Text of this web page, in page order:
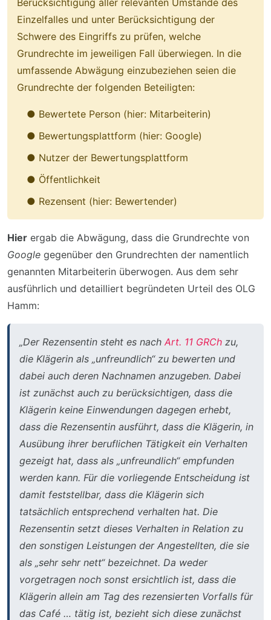
Berücksichtigung aller relevanten Umstände des
Einzelfalles und unter Berücksichtigung der
Schwere des Eingriffs zu prüfen, welche
Grundrechte im jeweiligen Fall überwiegen. In die
umfassende Abwägung einzubeziehen seien die
Grundrechte der folgenden Beteiligten:
Bewertete Person (hier: Mitarbeiterin)
Bewertungsplattform (hier: Google)
Nutzer der Bewertungsplattform
Öffentlichkeit
Rezensent (hier: Bewertender)
Hier ergab die Abwägung, dass die Grundrechte von
Google gegenüber den Grundrechten der namentlich
genannten Mitarbeiterin überwogen. Aus dem sehr
ausführlich und detailliert begründeten Urteil des OLG
Hamm:
„Der Rezensentin steht es nach Art. 11 GRCh zu,
die Klägerin als „unfreundlich“ zu bewerten und
dabei auch deren Nachnamen anzugeben. Dabei
ist zunächst auch zu berücksichtigen, dass die
Klägerin keine Einwendungen dagegen erhebt,
dass die Rezensentin ausführt, dass die Klägerin, in
Ausübung ihrer beruflichen Tätigkeit ein Verhalten
gezeigt hat, dass als „unfreundlich“ empfunden
werden kann. Für die vorliegende Entscheidung ist
damit feststellbar, dass die Klägerin sich
tatsächlich entsprechend verhalten hat. Die
Rezensentin setzt dieses Verhalten in Relation zu
den sonstigen Leistungen der Angestellten, die sie
als „sehr sehr nett“ bezeichnet. Da weder
vorgetragen noch sonst ersichtlich ist, dass die
Klägerin allein am Tag des rezensierten Vorfalls für
das Café … tätig ist, bezieht sich diese zunächst